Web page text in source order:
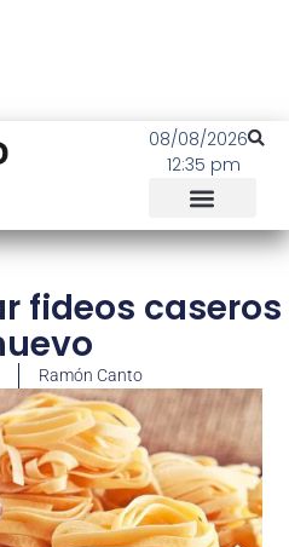
08/08/2026
12:35 pm
fideos caseros
Ramón Canto